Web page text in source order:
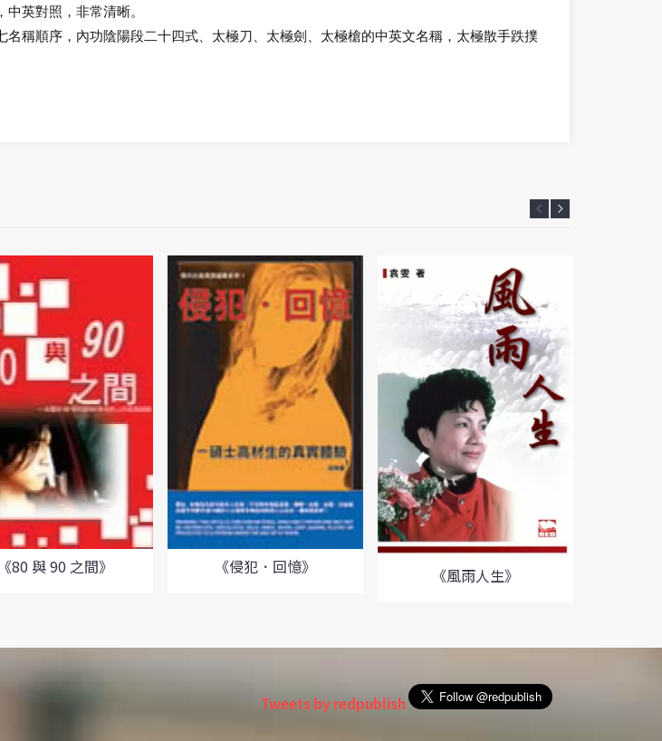
英對照，非常清晰。
稱順序，內功陰陽段二十四式、太極刀、太極劍、太極槍的中英文名稱，太極散手跌撲
《80 與 90 之間》 《侵犯．回憶》 《風雨人生》
Tweets by redpublish